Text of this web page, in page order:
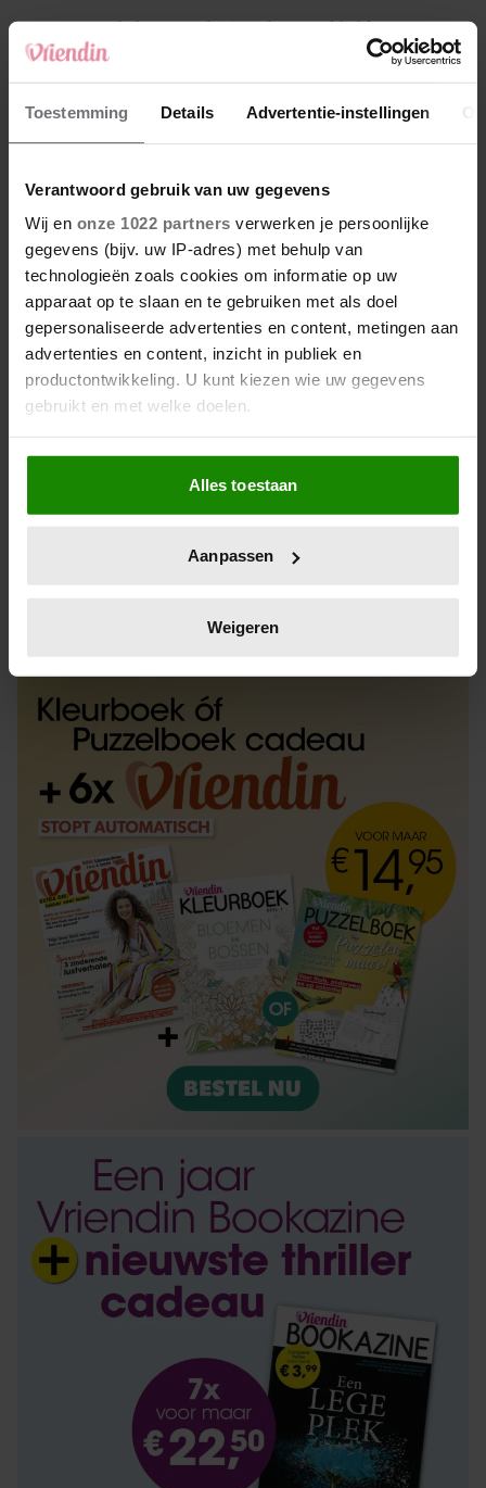
Toestemming Details Advertentie-instellingen
Verantwoord gebruik van uw gegevens
Wij en onze 1022 partners verwerken je persoonlijke
gegevens (bijv. uw IP-adres) met behulp van
technologieën zoals cookies om informatie op uw
apparaat op te slaan en te gebruiken met als doel
gepersonaliseerde advertenties en content, metingen aan
advertenties en content, inzicht in publiek en
productontwikkeling. U kunt kiezen wie uw gegevens
gebruikt en met welke doelen.
Als u het toestaat, willen we ook graag:
Informatie verzamelen over uw geografische
locatie, die tot een paar meter nauwkeurig kan zijn
scannen op specifieke eigenschappen (fingerprinting)
verwerkt en stel uw voorkeuren in het
intrekken in de Cookieverklaring.
We gebruiken cookies om content en advertenties te
personaliseren, om functies voor social media te bieden
en om ons websiteverkeer te analyseren. Ook delen we
informatie over uw gebruik van onze site met onze
partners voor social media, adverteren en analyse. Deze
partners kunnen deze gegevens combineren met andere
informatie die u aan ze heeft verstrekt of die ze hebben
verzameld op basis van uw gebruik van hun services. U
gaat akkoord met onze cookies als u onze website blijft
gebruiken.
Alles toestaan
Aanpassen
Weigeren
4 Makelaar Mandy: ‘Vrijdagavond belde Bart.
Hij sprak eng kalm’
5 Makelaar Mandy: ‘Judith typt… En deze keer
durf ik bijna niet te lezen wat er komt’
Nieuw